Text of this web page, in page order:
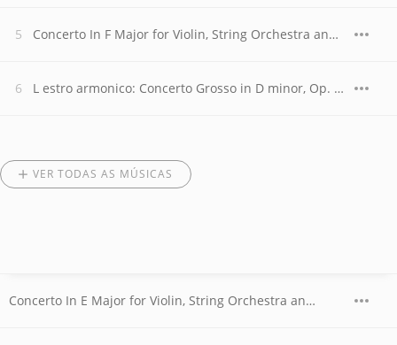
Concerto In F Major for Violin, String Orchestra and Continuo, Op. 8, No. 3, RV 293, "L'autumno" (L'Automne). Presto ,Tempo impetu
L estro armonico: Concerto Grosso in D minor, Op. 3, No. 11: Largo
VER TODAS AS MÚSICAS
Concerto In E Major for Violin, String Orchestra and Continuo, Op. 8, No. 1, RV 269, "La Primavera" (Le Printemps). Allegro